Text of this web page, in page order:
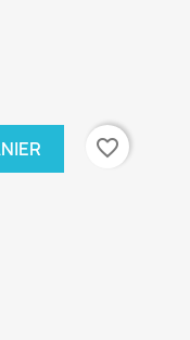
favorite_border